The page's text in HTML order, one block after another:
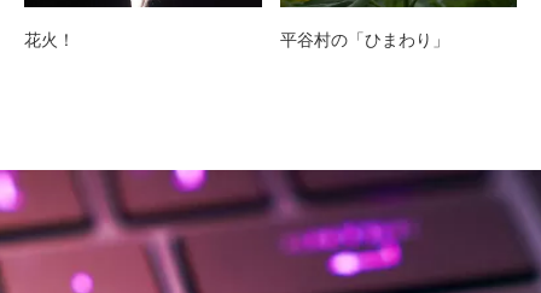
花火！ 平谷村の「ひまわり」